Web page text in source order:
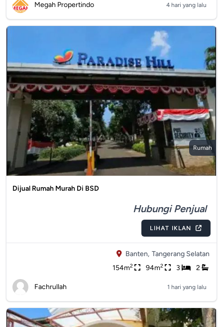
Megah Propertindo 4 hari yang lalu
Rumah
Dijual Rumah Murah Di BSD
Hubungi Penjual
LIHAT IKLAN
Banten, Tangerang Selatan
154m2 94m2 3 2
Fachrullah 1 hari yang lalu